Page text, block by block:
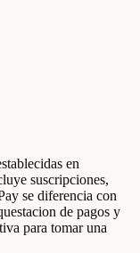
en
suscripciones,
se diferencia con
de pagos y
para tomar una